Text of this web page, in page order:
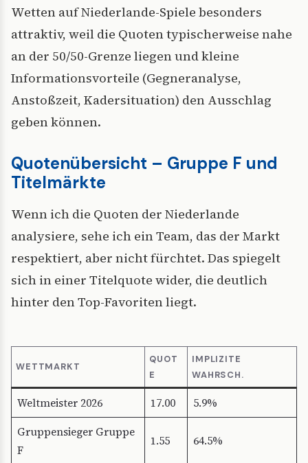
Wetten auf Niederlande-Spiele besonders
attraktiv, weil die Quoten typischerweise nahe
an der 50/50-Grenze liegen und kleine
Informationsvorteile (Gegneranalyse,
Anstoßzeit, Kadersituation) den Ausschlag
geben können.
Quotenübersicht – Gruppe F und
Titelmärkte
Wenn ich die Quoten der Niederlande
analysiere, sehe ich ein Team, das der Markt
respektiert, aber nicht fürchtet. Das spiegelt
sich in einer Titelquote wider, die deutlich
hinter den Top-Favoriten liegt.
WETTMARKT
QUOT
E
IMPLIZITE
WAHRSCH.
Weltmeister 2026 17.00
5.9%
Gruppensieger Gruppe
F
1.55 64.5%